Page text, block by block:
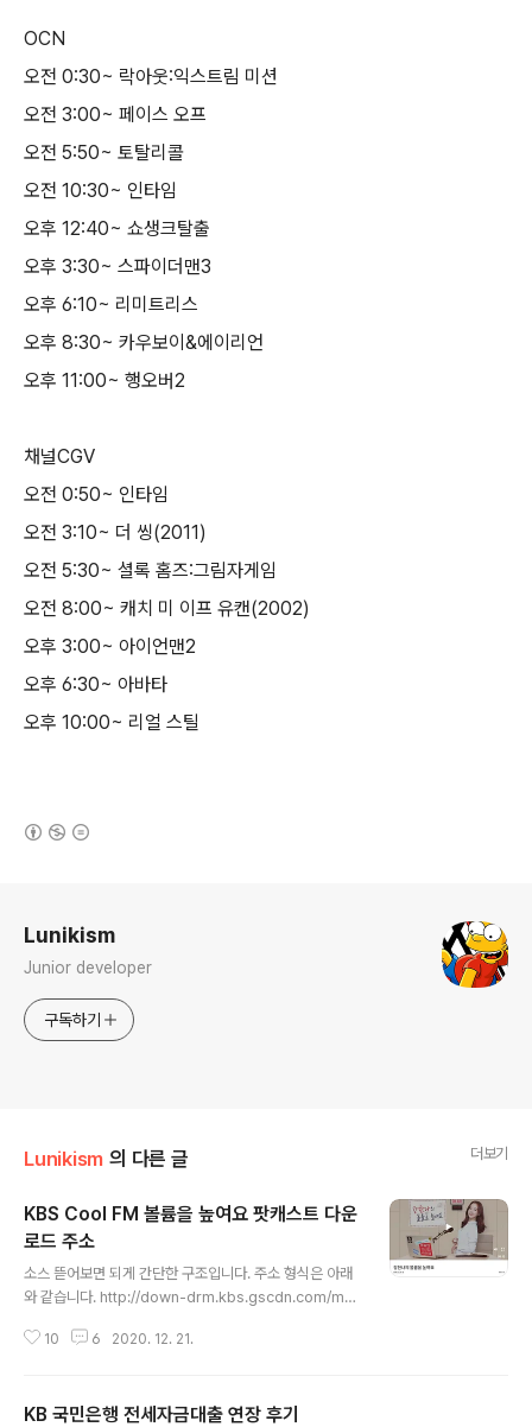
OCN
오전 0:30~ 락아웃:익스트림 미션
오전 3:00~ 페이스 오프
오전 5:50~ 토탈리콜
오전 10:30~ 인타임
오후 12:40~ 쇼생크탈출
오후 3:30~ 스파이더맨3
오후 6:10~ 리미트리스
오후 8:30~ 카우보이&에이리언
오후 11:00~ 행오버2
채널CGV
오전 0:50~ 인타임
오전 3:10~ 더 씽(2011)
오전 5:30~ 셜록 홈즈:그림자게임
오전 8:00~ 캐치 미 이프 유캔(2002)
오후 3:00~ 아이언맨2
오후 6:30~ 아바타
오후 10:00~ 리얼 스틸
Lunikism
Junior developer
구독하기
Lunikism 의 다른 글 더보기
KBS Cool FM 볼륨을 높여요 팟캐스트 다운
로드 주소
소스 뜯어보면 되게 간단한 구조입니다. 주소 형식은 아래
와 같습니다. http://down-drm.kbs.gscdn.com/mp
년 4자리 MM = 월 2자리 DD = 일 2자리 ex) http://do
11월 7일입니다. :D 20.12.21 추가 꽤 오래전에 남긴 글인
10 6 2020. 12. 21.
KB 국민은행 전세자금대출 연장 후기